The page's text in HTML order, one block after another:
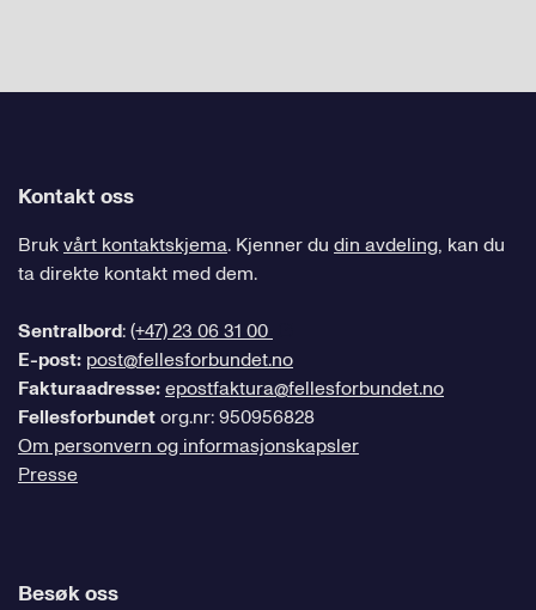
Kontakt oss
Brukvårt kontaktskjema. Kjenner du din avdeling, kan du
ta direkte kontakt med dem.
Sentralbord:(+47) 23 06 31 00
E-post: post@fellesforbundet.no
Fakturaadresse:epostfaktura@fellesforbundet.no
Fellesforbundetorg.nr: 950956828
Om personvern og informasjonskapsler
Presse
Besøk oss